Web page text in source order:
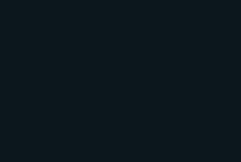
over de
de examens
van
in de